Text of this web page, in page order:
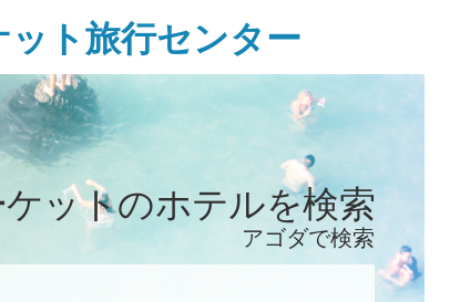
ト旅行センター